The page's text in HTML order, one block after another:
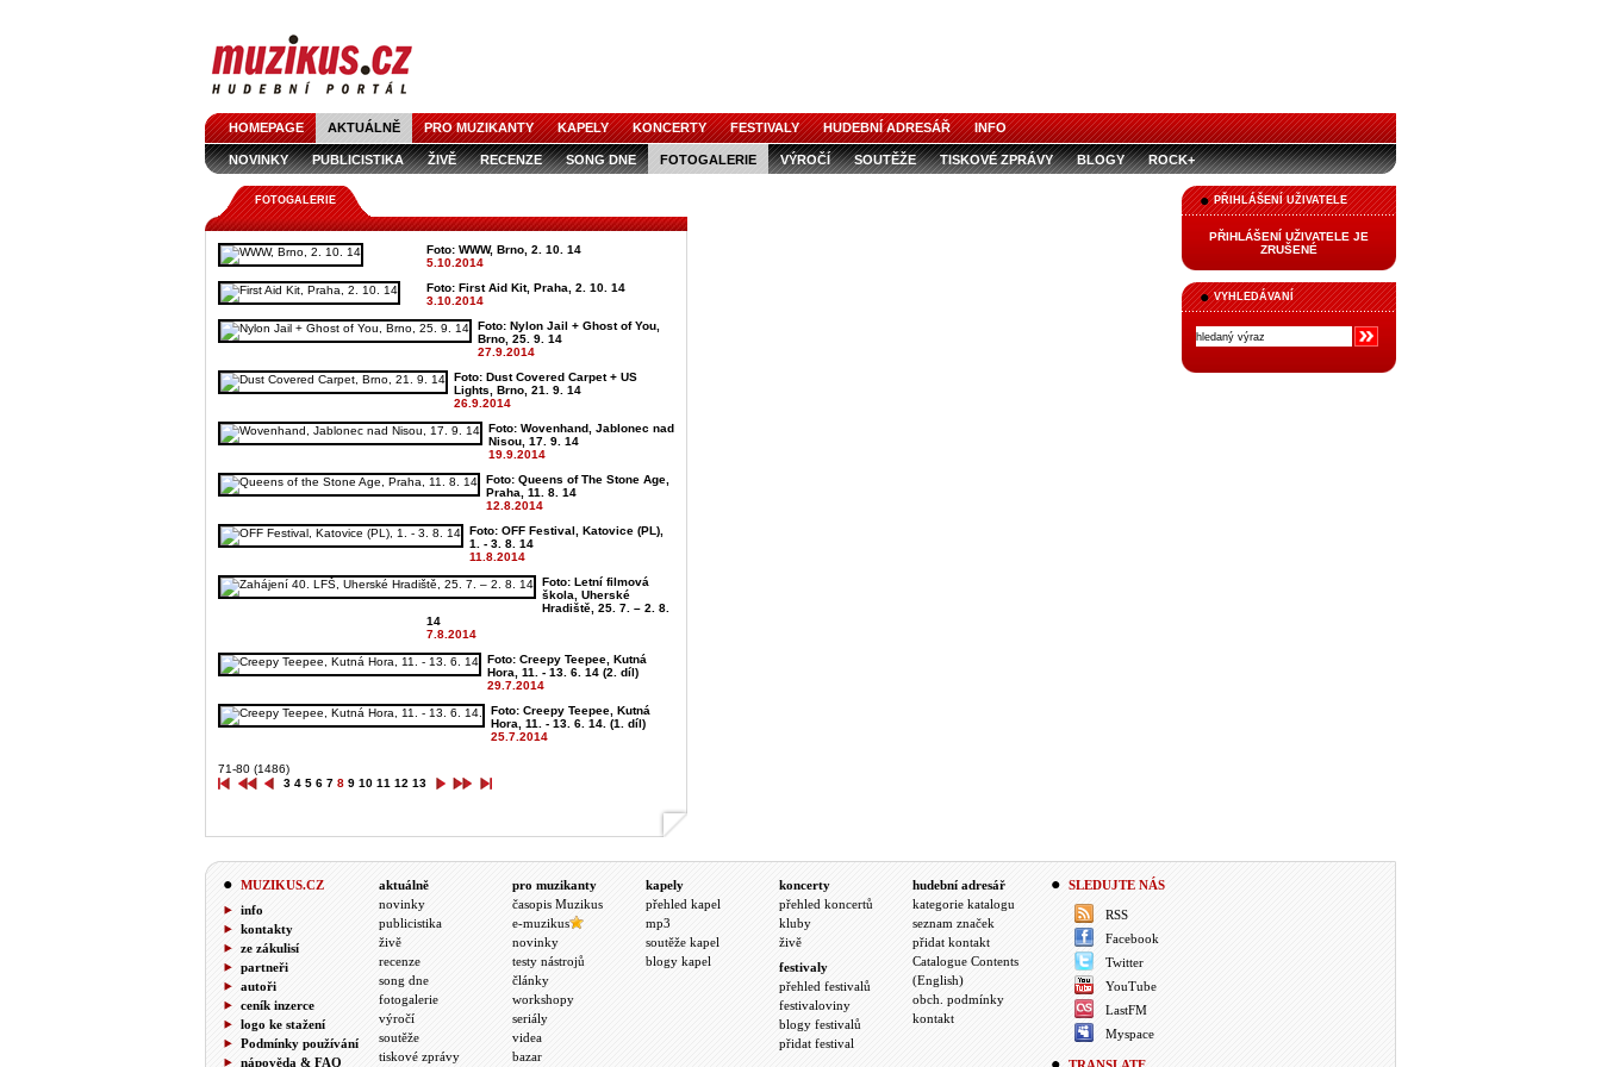
HOMEPAGE AKTUÁLNĚ PRO MUZIKANTY KAPELY KONCERTY FESTIVALY HUDEBNÍ ADRESÁŘ INFO
NOVINKY PUBLICISTIKA ŽIVĚ RECENZE SONG DNE FOTOGALERIE VÝROČÍ SOUTĚŽE TISKOVÉ ZPRÁVY BLOGY ROCK+
PŘIHLÁŠENÍ UŽIVATELE
PŘIHLÁŠENÍ UŽIVATELE JE
ZRUŠENÉ
VYHLEDÁVANÍ
FOTOGALERIE
Foto: WWW, Brno, 2. 10. 14
5.10.2014
Foto: First Aid Kit, Praha, 2. 10. 14
3.10.2014
Foto: Nylon Jail + Ghost of You,
Brno, 25. 9. 14
27.9.2014
Foto: Dust Covered Carpet + US
Lights, Brno, 21. 9. 14
26.9.2014
Foto: Wovenhand, Jablonec nad
Nisou, 17. 9. 14
19.9.2014
Foto: Queens of The Stone Age,
Praha, 11. 8. 14
12.8.2014
Foto: OFF Festival, Katovice (PL),
1. - 3. 8. 14
11.8.2014
Foto: Letní filmová
škola, Uherské
Hradiště, 25. 7. – 2. 8.
14
7.8.2014
Foto: Creepy Teepee, Kutná
Hora, 11. - 13. 6. 14 (2. díl)
29.7.2014
Foto: Creepy Teepee, Kutná
Hora, 11. - 13. 6. 14. (1. díl)
25.7.2014
71-80 (1486)
3 4 5 6 7 8 9 10 11 12 13
MUZIKUS.CZ
info
kontakty
ze zákulisí
partneři
autoři
ceník inzerce
logo ke stažení
Podmínky používání
nápověda & FAQ
aktuálně
novinky
publicistika
živě
recenze
song dne
fotogalerie
výročí
soutěže
tiskové zprávy
pro muzikanty
časopis Muzikus
e-muzikus
novinky
testy nástrojů
články
workshopy
seriály
videa
bazar
kapely
přehled kapel
mp3
soutěže kapel
blogy kapel
koncerty
přehled koncertů
kluby
živě
festivaly
přehled festivalů
festivaloviny
blogy festivalů
přidat festival
hudební adresář
kategorie katalogu
seznam značek
přidat kontakt
Catalogue Contents
(English)
obch. podmínky
kontakt
SLEDUJTE NÁS
RSS
Facebook
Twitter
YouTube
LastFM
Myspace